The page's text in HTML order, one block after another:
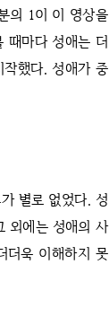
의 1이 이 영상을
때마다 성애는 더
했다. 성애가 중
별로 없었다. 성
외에는 성애의 사
더욱 이해하지 못